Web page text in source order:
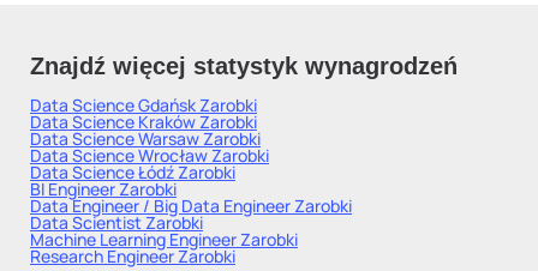
Znajdź więcej statystyk wynagrodzeń
Data Science GdańskZarobki
Data Science KrakówZarobki
Data Science WarsawZarobki
Data Science WrocławZarobki
Data Science ŁódźZarobki
BI EngineerZarobki
Data Engineer / Big Data EngineerZarobki
Data ScientistZarobki
Machine Learning EngineerZarobki
Research EngineerZarobki